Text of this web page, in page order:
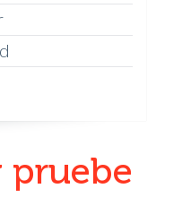
pruebe